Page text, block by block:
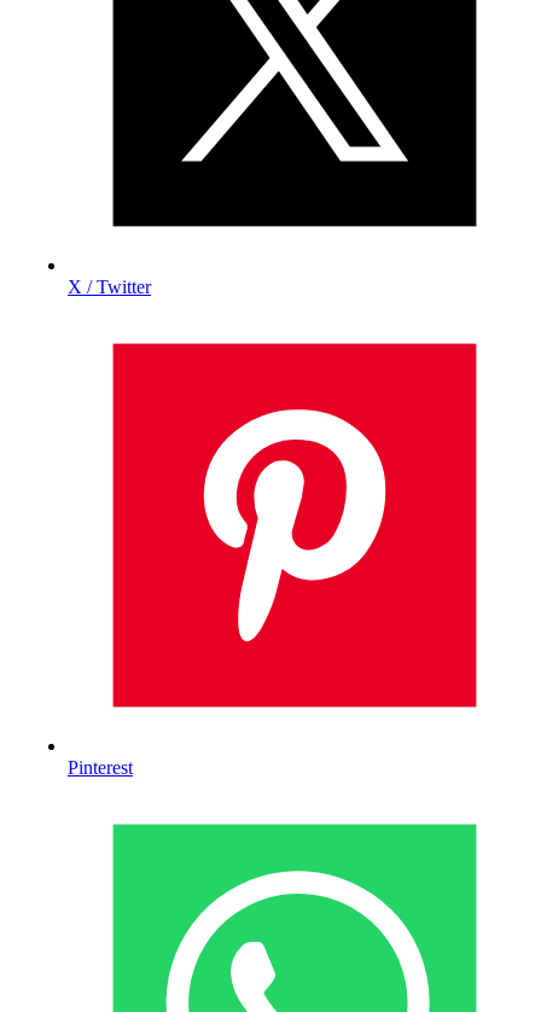
X / Twitter
Pinterest